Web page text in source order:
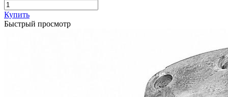
Купить
Быстрый просмотр